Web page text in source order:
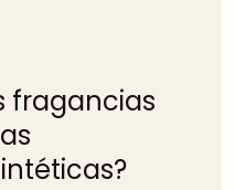
fragancias